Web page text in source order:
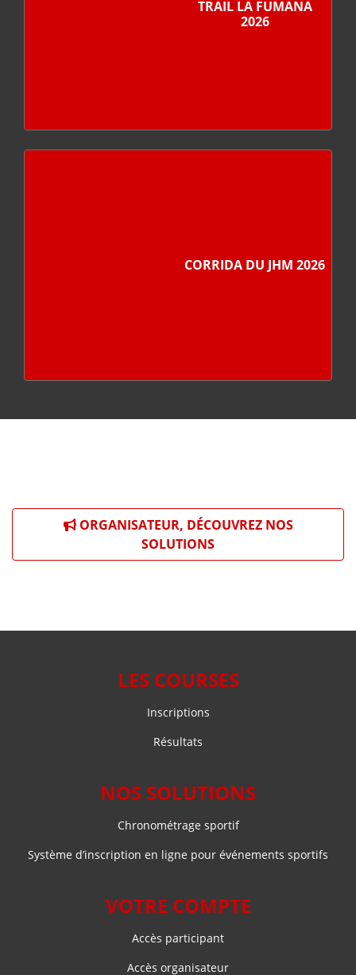
TRAIL LA FUMANA
2026
CORRIDA DU JHM 2026
ORGANISATEUR, DÉCOUVREZ NOS
SOLUTIONS
LES COURSES
Inscriptions
Résultats
NOS SOLUTIONS
Chronométrage sportif
Système d’inscription en ligne pour événements sportifs
VOTRE COMPTE
Accès participant
Accès organisateur